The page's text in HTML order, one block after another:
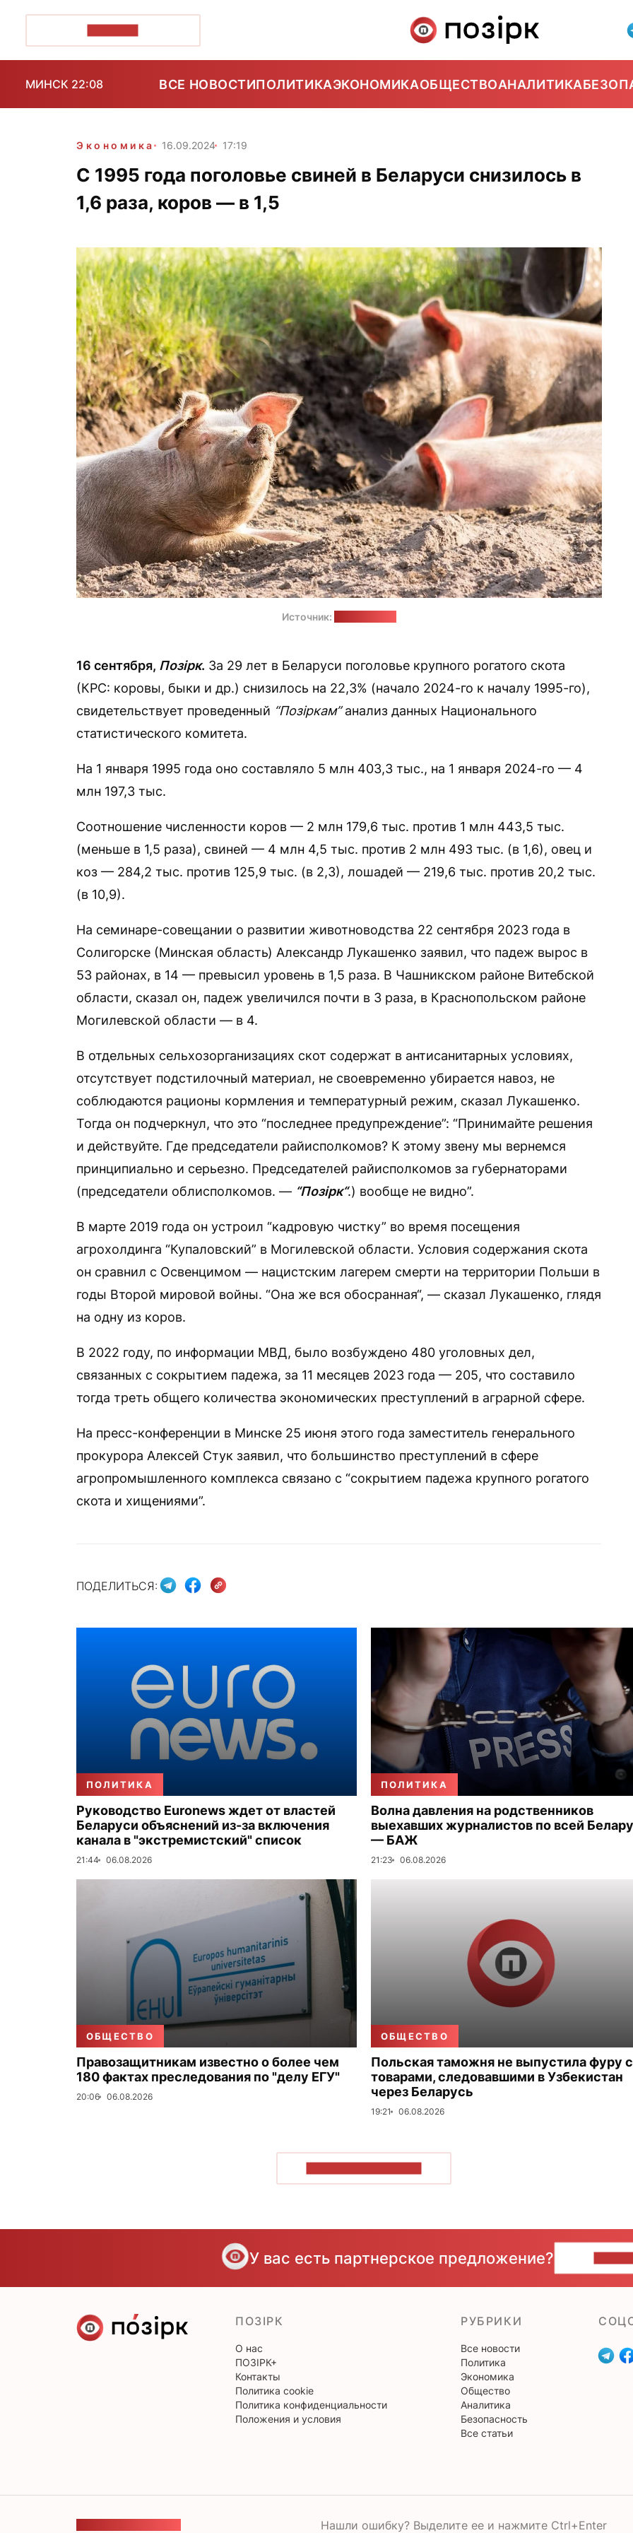
МИНСК 22:08 ВСЕ НОВОСТИПОЛИТИКАЭКОНОМИКАОБЩЕСТВОАНАЛИТИКА
Экономика 16.09.2024 17:19
С 1995 года поголовье свиней в Беларуси снизилось в
1,6 раза, коров — в 1,5
Источник:
16 сентября, Позірк. За 29 лет в Беларуси поголовье крупного рогатого скота
(КРС: коровы, быки и др.) снизилось на 22,3% (начало 2024-го к началу 1995-го),
свидетельствует проведенный “Позіркам”анализ данных Национального
статистического комитета.
На 1 января 1995 года оно составляло 5 млн 403,3 тыс., на 1 января 2024-го — 4
млн 197,3 тыс.
Соотношение численности коров — 2 млн 179,6 тыс. против 1 млн 443,5 тыс.
(меньше в 1,5 раза), свиней — 4 млн 4,5 тыс. против 2 млн 493 тыс. (в 1,6), овец и
коз — 284,2 тыс. против 125,9 тыс. (в 2,3), лошадей — 219,6 тыс. против 20,2 тыс.
(в 10,9).
На семинаре-совещании о развитии животноводства 22 сентября 2023 года в
Солигорске (Минская область) Александр Лукашенко заявил, что падеж вырос в
53 районах, в 14 — превысил уровень в 1,5 раза. В Чашникском районе Витебской
области, сказал он, падеж увеличился почти в 3 раза, в Краснопольском районе
Могилевской области — в 4.
В отдельных сельхозорганизациях скот содержат в антисанитарных условиях,
отсутствует подстилочный материал, не своевременно убирается навоз, не
соблюдаются рационы кормления и температурный режим, сказал Лукашенко.
Тогда он подчеркнул, что это “последнее предупреждение”: “Принимайте решения
и действуйте. Где председатели райисполкомов? К этому звену мы вернемся
принципиально и серьезно. Председателей райисполкомов за губернаторами
(председатели облисполкомов. — “Позірк“.) вообще не видно”.
В марте 2019 года он устроил “кадровую чистку” во время посещения
агрохолдинга “Купаловский” в Могилевской области. Условия содержания скота
он сравнил с Освенцимом — нацистским лагерем смерти на территории Польши в
годы Второй мировой войны. “Она же вся обосранная“, — сказал Лукашенко, глядя
на одну из коров.
В 2022 году, по информации МВД, было возбуждено 480 уголовных дел,
связанных с сокрытием падежа, за 11 месяцев 2023 года — 205, что составило
тогда треть общего количества экономических преступлений в аграрной сфере.
На пресс-конференции в Минске 25 июня этого года заместитель генерального
прокурора Алексей Стук заявил, что большинство преступлений в сфере
агропромышленного комплекса связано с “сокрытием падежа крупного рогатого
скота и хищениями”.
ПОДЕЛИТЬСЯ:
ПОЛИТИКА
Руководство Euronews ждет от властей
Беларуси объяснений из-за включения
канала в "экстремистский" список
21:44 06.08.2026
ПОЛИТИКА
Волна давления на родственников
выехавших журналистов по всей
— БАЖ
21:23 06.08.2026
ОБЩЕСТВО
Правозащитникам известно о более чем
180 фактах преследования по "делу ЕГУ"
20:06 06.08.2026
ОБЩЕСТВО
Польская таможня не выпустила фуру с
товарами, следовавшими в Узбекистан
через Беларусь
19:21 06.08.2026
У вас есть партнерское предложение?
ПОЗІРК
О нас
ПОЗІРК+
Контакты
Политика cookie
Политика конфиденциальности
Положения и условия
РУБРИКИ
Все новости
Политика
Экономика
Общество
Аналитика
Безопасность
Все статьи
Нашли ошибку? Выделите ее и нажмите Ctrl+Enter